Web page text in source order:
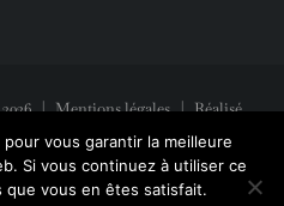
2026|Mentions légales| Réalisé
deJeff Concept
vous garantir la meilleure
Si vous continuez à utiliser ce
vous en êtes satisfait.